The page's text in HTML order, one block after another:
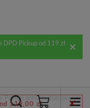
Pickup od 119 zł
od 119,00 zł
Portfel antykradzieżowy